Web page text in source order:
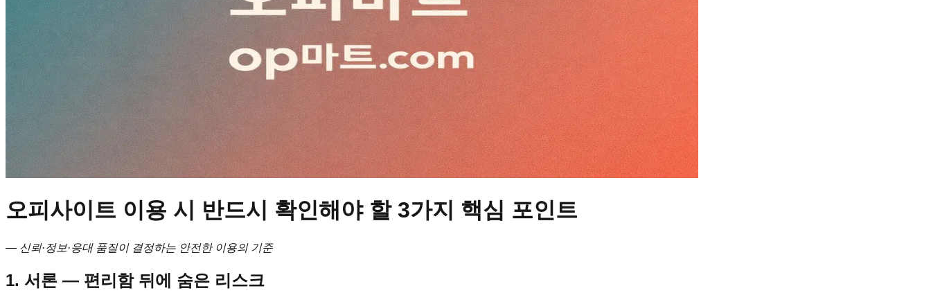
오피사이트 이용 시 반드시 확인해야 할 3가지 핵심 포인트
― 신뢰·정보·응대 품질이 결정하는 안전한 이용의 기준
1. 서론 ― 편리함 뒤에 숨은 리스크